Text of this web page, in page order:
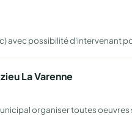
avec possibilité d'intervenant
La Varenne
organiser toutes